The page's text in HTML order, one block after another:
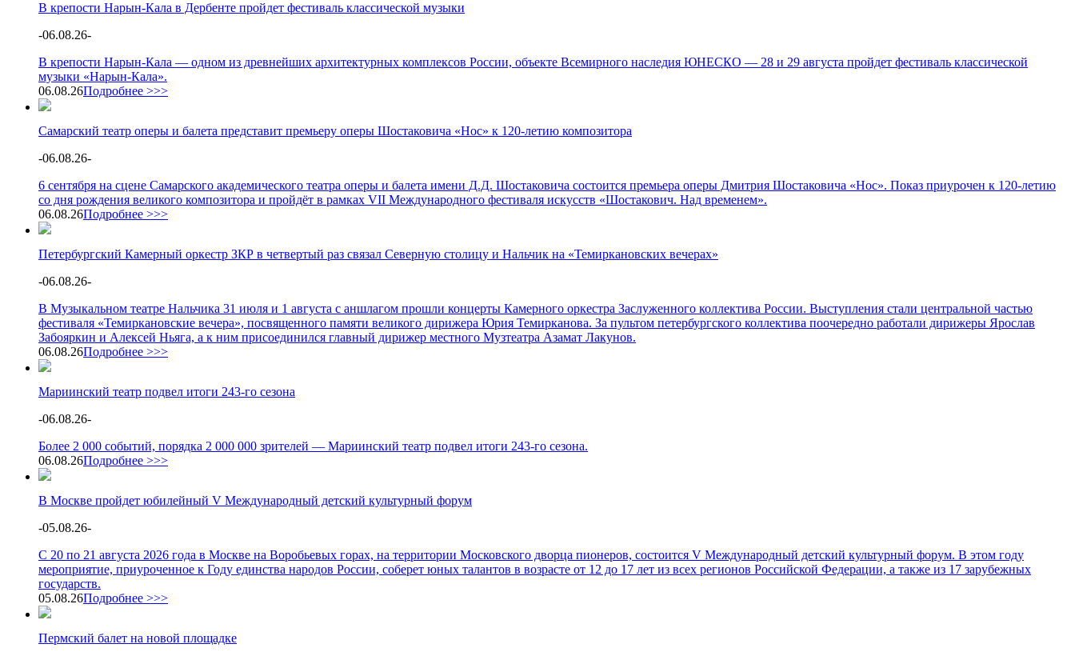
В крепости Нарын-Кала в Дербенте пройдет фестиваль классической музыки
-06.08.26-
В крепости Нарын-Кала — одном из древнейших архитектурных комплексов России, объекте Всемирного наследия ЮНЕСКО — 28 и 29 августа пройдет фестиваль классической
музыки «Нарын-Кала».
06.08.26Подробнее >>>
Самарский театр оперы и балета представит премьеру оперы Шостаковича «Нос» к 120-летию композитора
-06.08.26-
6 сентября на сцене Самарского академического театра оперы и балета имени Д.Д. Шостаковича состоится премьера оперы Дмитрия Шостаковича «Нос». Показ приурочен к 120-летию
со дня рождения великого композитора и пройдёт в рамках VII Международного фестиваля искусств «Шостакович. Над временем».
06.08.26Подробнее >>>
Петербургский Камерный оркестр ЗКР в четвертый раз связал Северную столицу и Нальчик на «Темиркановских вечерах»
-06.08.26-
В Музыкальном театре Нальчика 31 июля и 1 августа с аншлагом прошли концерты Камерного оркестра Заслуженного коллектива России. Выступления стали центральной частью
фестиваля «Темиркановские вечера», посвященного памяти великого дирижера Юрия Темирканова. За пультом петербургского коллектива поочередно работали дирижеры Ярослав
Забояркин и Алексей Ньяга, а к ним присоединился главный дирижер местного Музтеатра Азамат Лакунов.
06.08.26Подробнее >>>
Мариинский театр подвел итоги 243-го сезона
-06.08.26-
Более 2 000 событий, порядка 2 000 000 зрителей — Мариинский театр подвел итоги 243-го сезона.
06.08.26Подробнее >>>
В Москве пройдет юбилейный V Международный детский культурный форум
-05.08.26-
С 20 по 21 августа 2026 года в Москве на Воробьевых горах, на территории Московского дворца пионеров, состоится V Международный детский культурный форум. В этом году
мероприятие, приуроченное к Году единства народов России, соберет юных талантов в возрасте от 12 до 17 лет из всех регионов Российской Федерации, а также из 17 зарубежных
государств.
05.08.26Подробнее >>>
Пермский балет на новой площадке